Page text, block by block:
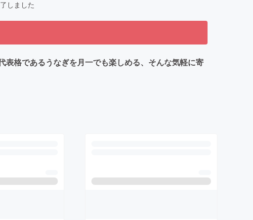
しました
格であるうなぎを月一でも楽しめる、そんな気軽に寄